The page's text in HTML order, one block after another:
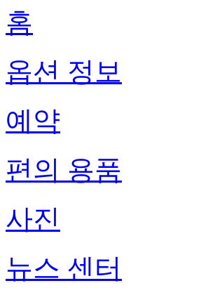
홈
옵션 정보
예약
편의 용품
사진
뉴스 센터